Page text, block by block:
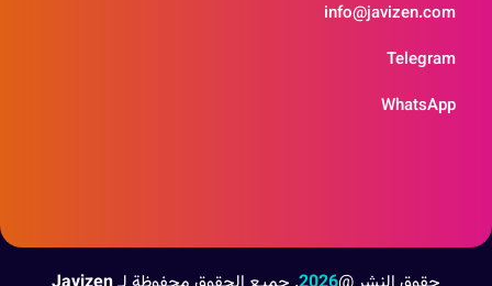
info@javizen.com
Telegram
WhatsApp